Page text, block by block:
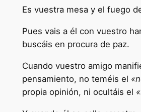
Es vuestra mesa y el fuego
Pues vais a él con vuestro
buscáis en procura de paz.
Cuando vuestro amigo
pensamiento, no teméis el
propia opinión, ni ocultáis el